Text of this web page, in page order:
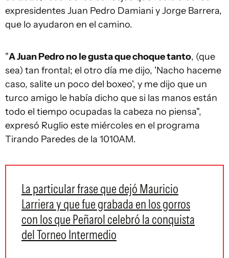
expresidentes Juan Pedro Damiani y Jorge Barrera,
que lo ayudaron en el camino.
"A Juan Pedro no le gusta que choque tanto, (que
sea) tan frontal; el otro día me dijo, 'Nacho haceme
caso, salite un poco del boxeo', y me dijo que un
turco amigo le había dicho que si las manos están
todo el tiempo ocupadas la cabeza no piensa",
expresó Ruglio este miércoles en el programa
Tirando Paredes de la 1010AM.
La particular frase que dejó Mauricio
Larriera y que fue grabada en los gorros
con los que Peñarol celebró la conquista
del Torneo Intermedio